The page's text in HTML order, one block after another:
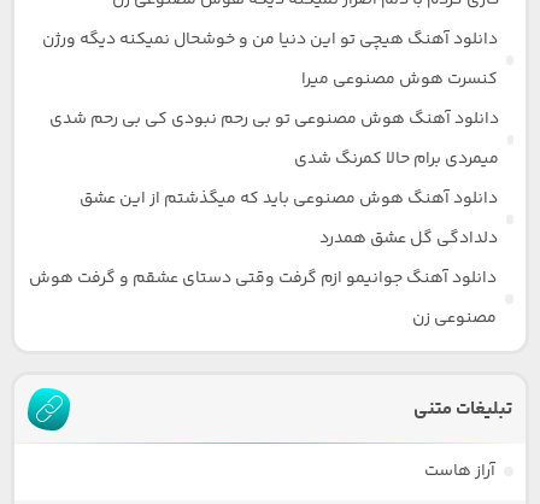
دانلود آهنگ هیچی تو این دنیا من و خوشحال نمیکنه دیگه ورژن
کنسرت هوش مصنوعی میرا
دانلود آهنگ هوش مصنوعی تو بی رحم نبودی کی بی رحم شدی
میمردی برام حالا کمرنگ شدی
دانلود آهنگ هوش مصنوعی باید که میگذشتم از این عشق
دلدادگی گل عشق همدرد
دانلود آهنگ جوانیمو ازم گرفت وقتی دستای عشقم و گرفت هوش
مصنوعی زن
تبلیغات متنی
آراز هاست